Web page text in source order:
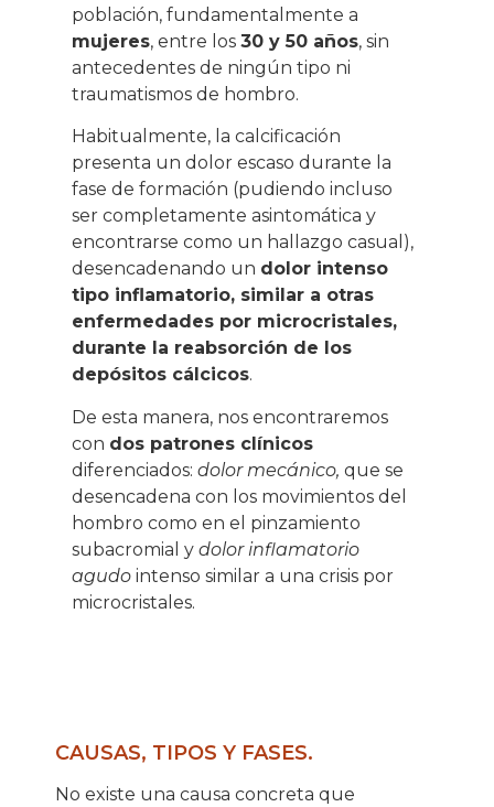
población, fundamentalmente a
mujeres, entre los 30 y 50 años, sin
antecedentes de ningún tipo ni
traumatismos de hombro.
Habitualmente, la calcificación
presenta un dolor escaso durante la
fase de formación (pudiendo incluso
ser completamente asintomática y
encontrarse como un hallazgo casual),
desencadenando un dolor intenso
tipo inflamatorio, similar a otras
enfermedades por microcristales,
durante la reabsorción de los
depósitos cálcicos.
De esta manera, nos encontraremos
con dos patrones clínicos
diferenciados: dolor mecánico, que se
desencadena con los movimientos del
hombro como en el pinzamiento
subacromial y dolor inflamatorio
agudo intenso similar a una crisis por
microcristales.
CAUSAS, TIPOS Y FASES.
No existe una causa concreta que